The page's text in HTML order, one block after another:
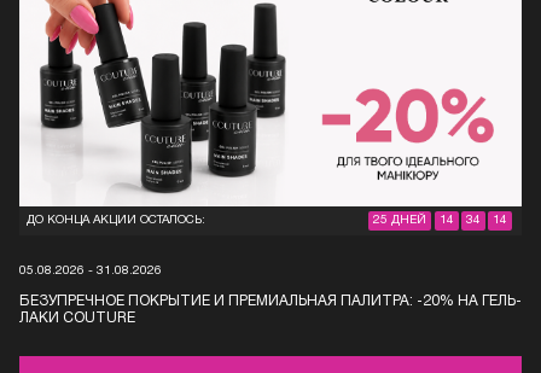
ДО КОНЦА АКЦИИ ОСТАЛОСЬ: 25 ДНЕЙ 14 34 13
05.08.2026 - 31.08.2026
БЕЗУПРЕЧНОЕ ПОКРЫТИЕ И ПРЕМИАЛЬНАЯ ПАЛИТРА: -20% НА ГЕЛЬ-
ЛАКИ COUTURE